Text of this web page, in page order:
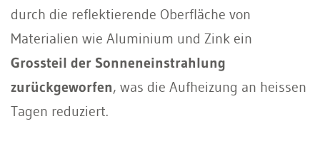
durch die reflektierende Oberfläche von
Materialien wie Aluminium und Zink ein
Grossteil der Sonneneinstrahlung
zurückgeworfen, was die Aufheizung an heissen
Tagen reduziert.